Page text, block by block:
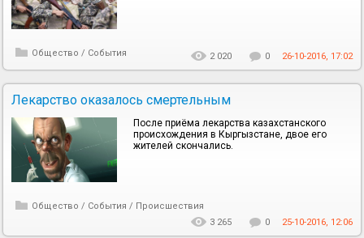
Общество / События 2 020 0 26-10-2016, 17:02
Лекарство оказалось смертельным
После приёма лекарства казахстанского
происхождения в Кыргызстане, двое его
жителей скончались.
Общество / События / Происшествия
3 265
0 25-10-2016, 12:06